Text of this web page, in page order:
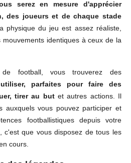
serez en mesure d'apprécier
des joueurs et de chaque stade
physique du jeu est assez réaliste,
identiques à ceux de la
football, vous trouverez des
parfaites pour faire des
tirer au butet autres actions. Il
auxquels vous pouvez participer et
footballistiques depuis votre
c'est que vous disposez de tous les
cours.